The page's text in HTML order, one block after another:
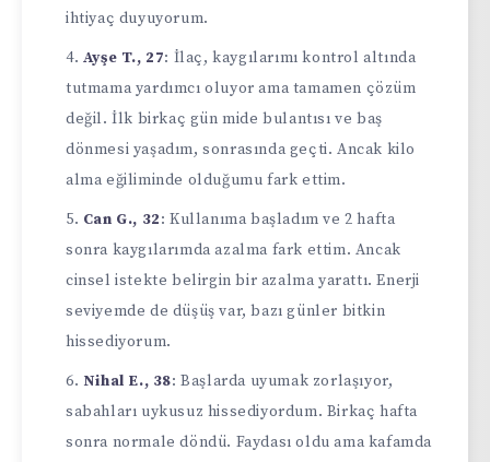
ihtiyaç duyuyorum.
Ayşe T., 27: İlaç, kaygılarımı kontrol altında
tutmama yardımcı oluyor ama tamamen çözüm
değil. İlk birkaç gün mide bulantısı ve baş
dönmesi yaşadım, sonrasında geçti. Ancak kilo
alma eğiliminde olduğumu fark ettim.
Can G., 32: Kullanıma başladım ve 2 hafta
sonra kaygılarımda azalma fark ettim. Ancak
cinsel istekte belirgin bir azalma yarattı. Enerji
seviyemde de düşüş var, bazı günler bitkin
hissediyorum.
Nihal E., 38: Başlarda uyumak zorlaşıyor,
sabahları uykusuz hissediyordum. Birkaç hafta
sonra normale döndü. Faydası oldu ama kafamda